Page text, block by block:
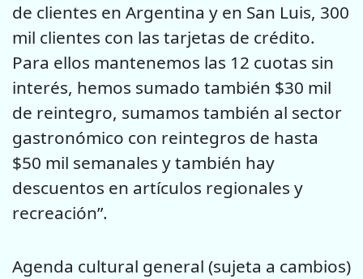
de clientes en Argentina y en San Luis, 300
mil clientes con las tarjetas de crédito.
Para ellos mantenemos las 12 cuotas sin
interés, hemos sumado también $30 mil
de reintegro, sumamos también al sector
gastronómico con reintegros de hasta
$50 mil semanales y también hay
descuentos en artículos regionales y
recreación”.
Agenda cultural general (sujeta a cambios)